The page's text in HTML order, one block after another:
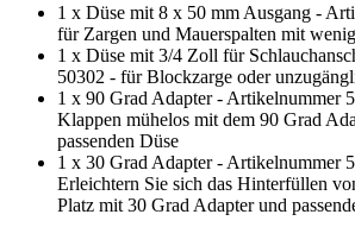
1 x Düse mit 8 x 50 mm Ausgang -
für Zargen und Mauerspalten mit
1 x Düse mit 3/4 Zoll für
50302 - für Blockzarge oder
1 x 90 Grad Adapter - Artikelnummer
Klappen mühelos mit dem 90 Grad
passenden Düse
1 x 30 Grad Adapter - Artikelnummer
Erleichtern Sie sich das Hinterfüllen
Platz mit 30 Grad Adapter und